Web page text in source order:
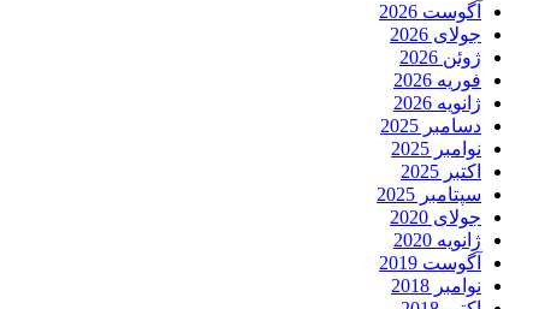
آگوست 2026
جولای 2026
ژوئن 2026
فوریه 2026
ژانویه 2026
دسامبر 2025
نوامبر 2025
اکتبر 2025
سپتامبر 2025
جولای 2020
ژانویه 2020
آگوست 2019
نوامبر 2018